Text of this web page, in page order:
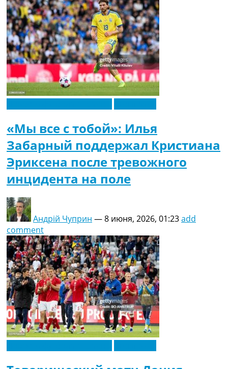
«Мы все с тобой»: Илья
Забарный поддержал Кристиана
Эриксена после тревожного
инцидента на поле
Андрій Чуприн —8 июня, 2026, 01:23add
comment